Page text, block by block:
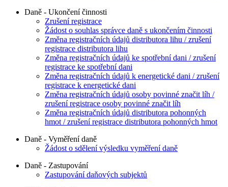
Daně - Ukončení činnosti
Zrušení registrace
Žádost o souhlas správce daně s ukončením činnosti
Změna registračních údajů distributora lihu / zrušení
registrace distributora lihu
Změna registračních údajů ke spotřební dani / zrušení
registrace ke spotřební dani
Změna registračních údajů k energetické dani / zrušení
registrace k energetické dani
Změna registračních údajů osoby povinné značit líh /
zrušení registrace osoby povinné značit líh
Změna registračních údajů distributora pohonných
hmot / zrušení registrace distributora pohonných hmot
Daně - Vyměření daně
Žádost o sdělení výsledku vyměření daně
Daně - Zastupování
Zastupování daňových subjektů